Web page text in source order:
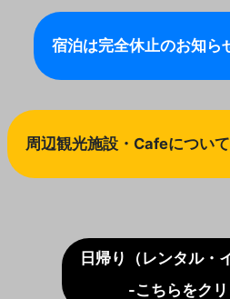
宿泊は完全休止のお知ら
周辺観光施設・Cafeについ
日帰り（レンタル・
-こちらをク